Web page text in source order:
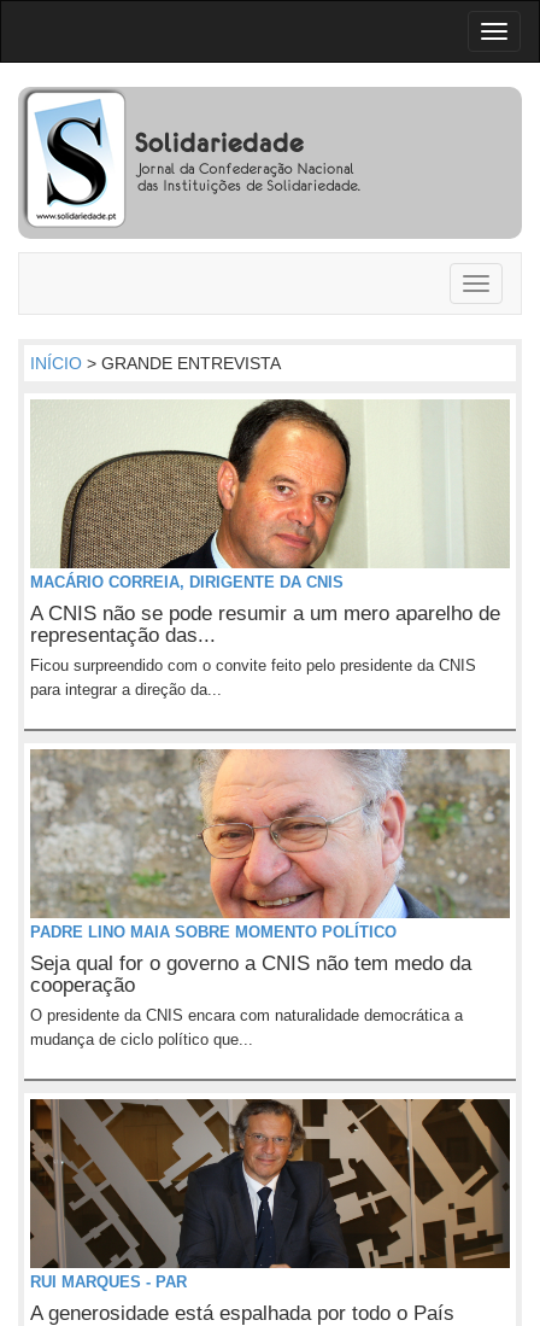
Toggle
INÍCIO > GRANDE ENTREVISTA
MACÁRIO CORREIA, DIRIGENTE DA CNIS
A CNIS não se pode resumir a um mero aparelho de
representação das...
Ficou surpreendido com o convite feito pelo presidente da CNIS
para integrar a direção da...
PADRE LINO MAIA SOBRE MOMENTO POLÍTICO
Seja qual for o governo a CNIS não tem medo da
cooperação
O presidente da CNIS encara com naturalidade democrática a
mudança de ciclo político que...
RUI MARQUES - PAR
A generosidade está espalhada por todo o País